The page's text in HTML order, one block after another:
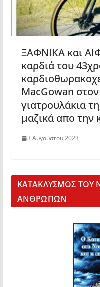
ΞΑΦΝΙΚΑ και
καρδιά του
MacGowan
γιατρουλάκια
μαζικά απο την
3 Αυγούστου 2023
KΑΤΑΚΛΥΣΜΟΣ ΤΟΥ
ΑΝΘΡΩΠΩΝ